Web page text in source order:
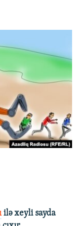
ilə xeyli sayda